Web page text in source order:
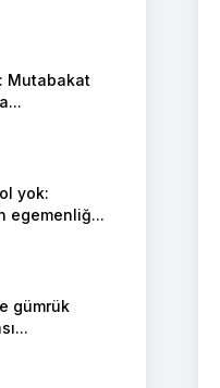
Mutabakat
yok:
egemenliğ...
gümrük